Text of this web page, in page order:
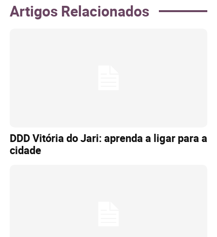
Artigos Relacionados
DDD Vitória do Jari: aprenda a ligar para a
cidade